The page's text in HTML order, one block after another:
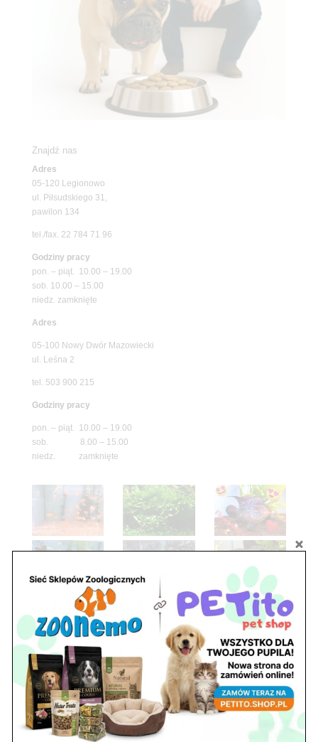
Znajdź nas
Adres
05-120 Legionowo
ul. Piłsudskiego 31,
pawilon 134
tel./fax. 22 784 71 96
Godziny pracy
pon. – piąt. 10.00 – 19.00
sob. 10.00 – 15.00
niedz. zamknięte
Adres
05-100 Nowy Dwór Mazowiecki
ul. Leśna 2
tel. 503 900 215
Godziny pracy
pon. – piąt. 10.00 – 19.00
sob. 8.00 – 15.00
niedz. zamknięte